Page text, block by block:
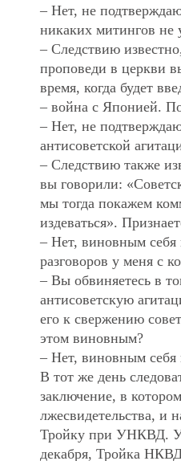
– Нет, не
никаких митингов не
– Следствию
проповеди в церкви
время, когда будет
– война с Японией.
– Нет, не
антисоветской
– Следствию также
вы говорили:
мы тогда покажем
издеваться».
– Нет, виновным
разговоров у меня с
– Вы обвиняетесь в
антисоветскую
его к свержению
этом виновным?
– Нет, виновным
В тот же день
заключение, в
лжесвидетельства, и
Тройку при УНКВД.
декабря, Тройка НКВД